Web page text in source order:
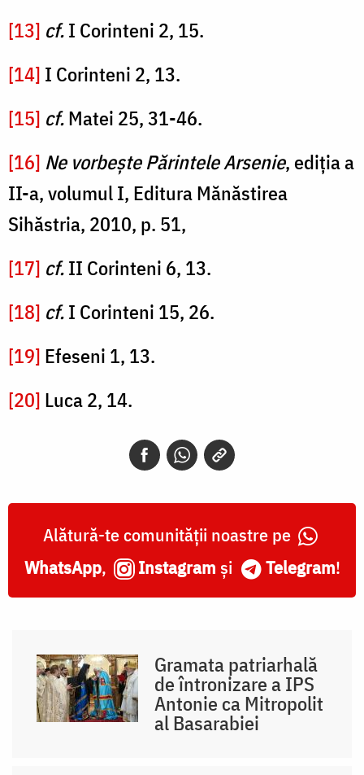
[13] cf.I Corinteni 2, 15.
[14] I Corinteni 2, 13.
[15] cf.Matei 25, 31-46.
[16] Ne vorbește Părintele Arsenie, ediția a
II-a, volumul I, Editura Mănăstirea
Sihăstria, 2010, p. 51,
[17] cf.II Corinteni 6, 13.
[18] cf.I Corinteni 15, 26.
[19] Efeseni 1, 13.
[20] Luca 2, 14.
Alătură-te comunității noastre pe
WhatsApp, Instagram și Telegram!
Gramata patriarhală
de întronizare a IPS
Antonie ca Mitropolit
al Basarabiei